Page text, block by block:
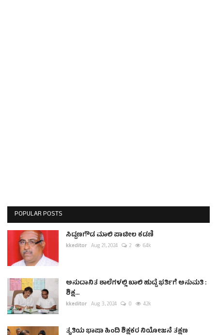
POPULAR POSTS
ಸಿದ್ದಣಗೌಡ ಮಾಲಿ ಪಾಟೀಲ ಕಡಣಿ
kkeditor Aug 21, 2024 2 6.4k
ಅನುದಾನಿತ ಶಾಲೆಗಳಲ್ಲಿ ಖಾಲಿ ಹುದ್ದೆ ಭರ್ತಿಗೆ ಅನುಮತಿ :
ಶಿಕ್ಷ...
kkeditor Aug 3, 2024 0 4.2k
ತೃತಿಯ ಭಾಷಾ ಹಿಂದಿ ಶಿಕ್ಷಕರ ನಿಯೋಜನೆ ತಕ್ಷಣ